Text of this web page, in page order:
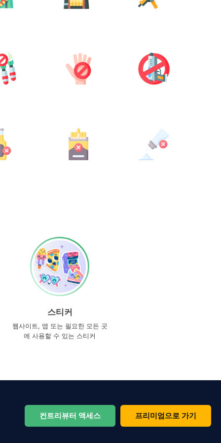
스티커
웹사이트, 앱 또는 필요한 모든 곳
에 사용할 수 있는 스티커
컨트리뷰터 액세스 프리미엄으로 가기